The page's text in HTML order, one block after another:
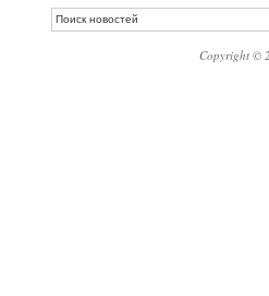
Copyright ©